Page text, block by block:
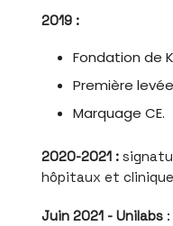
2019 :
Fondation de
Première
Marquage CE.
2020-2021 :
hôpitaux et
Juin 2021 - Unilabs